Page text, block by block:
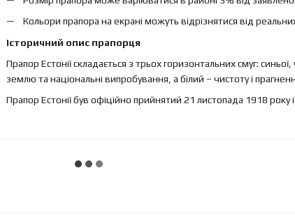
Кольори прапора на екрані можуть відрізнятися від
Історичний опис прапорця
Прапор Естонії складається з трьох горизонтальних смуг:
землю та національні випробування, а білий – чистоту і
Прапор Естонії був офіційно прийнятий 21 листопада 1918 року